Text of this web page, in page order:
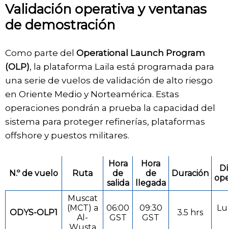
Validación operativa y ventanas
de demostración
Como parte del Operational Launch Program
(OLP), la plataforma Laila está programada para
una serie de vuelos de validación de alto riesgo
en Oriente Medio y Norteamérica. Estas
operaciones pondrán a prueba la capacidad del
sistema para proteger refinerías, plataformas
offshore y puestos militares.
N.º de vuelo Ruta
Hora
de
salida
Hora
de
llegada
Duración
ODYS-OLP1
Muscat
(MCT) a
Al-
06:00
GST
09:30
GST
3.5 hrs